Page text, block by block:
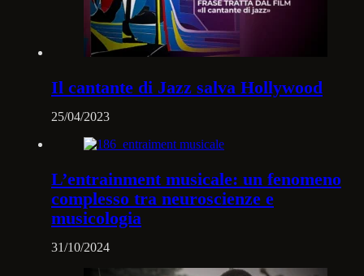
Il cantante di Jazz salva Hollywood
25/04/2023
L’entrainment musicale: un fenomeno
complesso tra neuroscienze e
musicologia
31/10/2024